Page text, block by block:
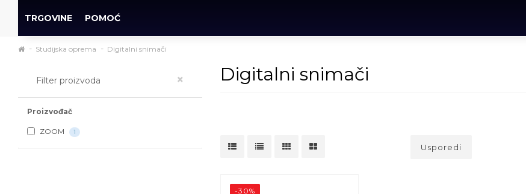
TRGOVINE POMOĆ
Studijska oprema Digitalni snimači
Filter proizvoda ×
Proizvođač
ZOOM 1
Digitalni snimači
Usporedi
-30%